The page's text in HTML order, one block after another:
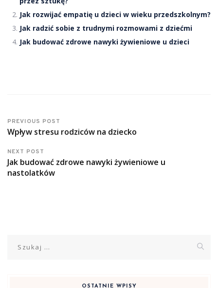
Jak rozwijać empatię u dzieci w wieku przedszkolnym?
Jak radzić sobie z trudnymi rozmowami z dziećmi
Jak budować zdrowe nawyki żywieniowe u dzieci
PREVIOUS POST
Wpływ stresu rodziców na dziecko
NEXT POST
Jak budować zdrowe nawyki żywieniowe u
nastolatków
OSTATNIE WPISY